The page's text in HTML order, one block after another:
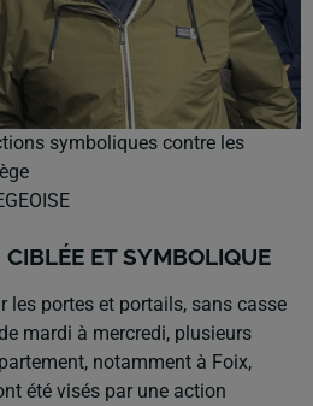
symboliques contre les
ET SYMBOLIQUE
les portes et portails, sans casse
mardi à mercredi, plusieurs
notamment à Foix,
été visés par une action